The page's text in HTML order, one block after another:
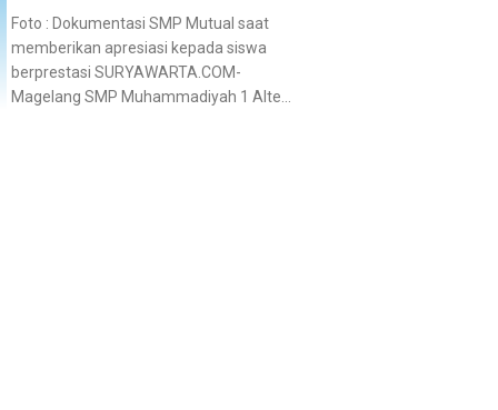
Foto : Dokumentasi SMP Mutual saat
memberikan apresiasi kepada siswa
berprestasi SURYAWARTA.COM-
Magelang SMP Muhammadiyah 1 Alte...